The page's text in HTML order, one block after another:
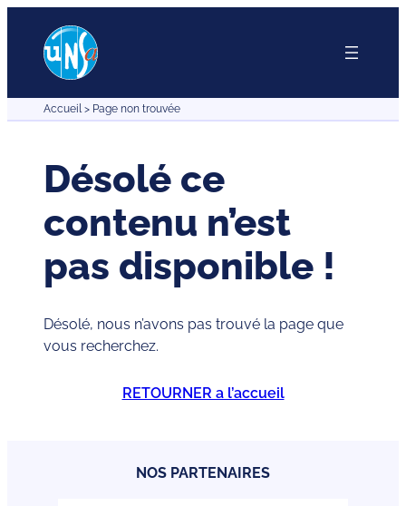
contenu
Accueil> Page non trouvée
Désolé ce
contenu n’est
pas disponible !
Désolé, nous n’avons pas trouvé la page que
vous recherchez.
RETOURNER a l’accueil
NOS PARTENAIRES